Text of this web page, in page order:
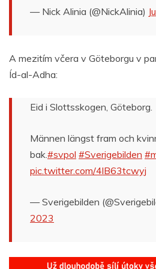
— Nick Alinia (@NickAlinia)
A mezitím včera v Göteborgu v
Íd-al-Adha:
Eid i Slottsskogen, Göteborg.
Männen längst fram och
bak. #svpol #Sverigebilden
pic.twitter.com/4lB63tcwyj
— Sverigebilden
2023